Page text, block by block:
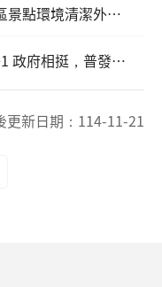
清潔外包工作案決標公告
相挺，普發一萬官網
更新日期： 114-11-21